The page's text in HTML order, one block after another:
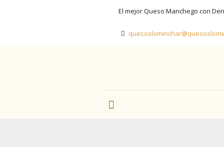
El mejor Queso Manchego con